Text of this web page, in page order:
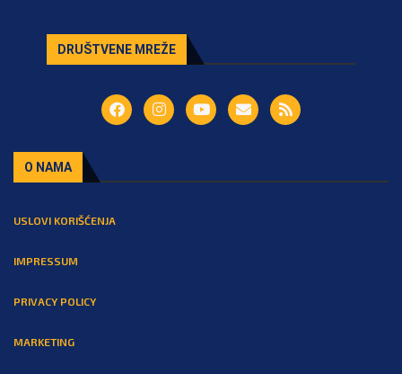
DRUŠTVENE MREŽE
O NAMA
USLOVI KORIŠĆENJA
IMPRESSUM
PRIVACY POLICY
MARKETING